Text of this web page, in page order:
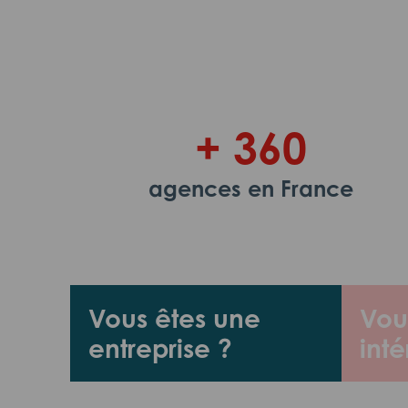
Vous êtes une
entreprise ?
+ 360
agences en France